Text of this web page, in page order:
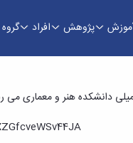
پژوهش افراد
- دانشکده
دانشکده هنر و معماری می